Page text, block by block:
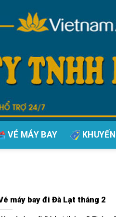
VÉ MÁY BAY
máy bay đi Đà Lạt tháng 2